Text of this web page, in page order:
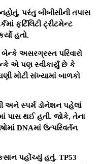
પરંતુ બીબીસીની તપાસ
ફર્ટિલિટી ટ્રીટમેન્ટ
હતો.
બેન્કે અસરગ્રસ્ત પરિવારો
એ પણ સ્વીકાર્યું છે કે
મોટી સંખ્યામાં બાળકો
અને સ્પર્મ ડોનેશન પહેલાં
પાસ થઈ હતી. જોકે, તેના
DNAમાં ઉત્પરિવર્તન
પહોંચ્યું હતું. TP53